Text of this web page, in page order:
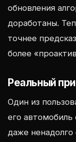
обновления
доработаны.
точнее
более
Реальный
Один из
его автомобиль
даже ненадолго